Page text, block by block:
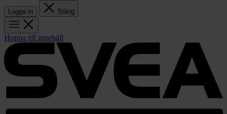
Logga in Stäng
Hoppa till innehåll